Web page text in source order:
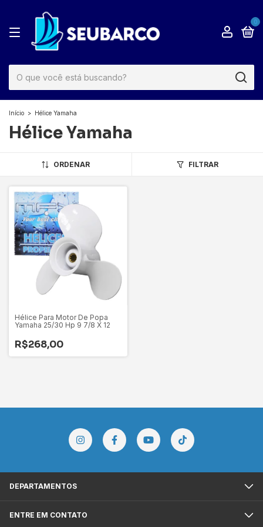
0
Início > Hélice Yamaha
Hélice Yamaha
ORDENAR FILTRAR
Hélice Para Motor De Popa
Yamaha 25/30 Hp 9 7/8 X 12
R$268,00
DEPARTAMENTOS
ENTRE EM CONTATO